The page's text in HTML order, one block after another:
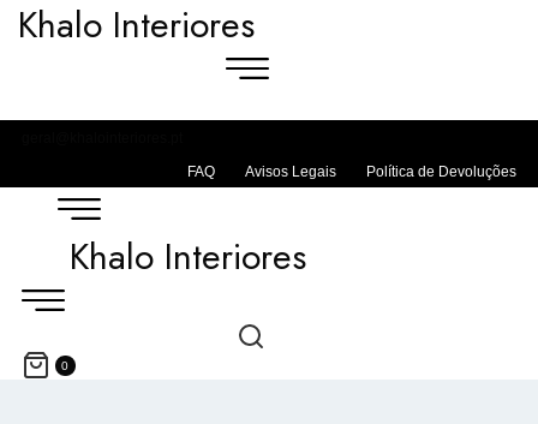
Khalo Interiores
FAQ
Avisos Legais Política de Devoluções
Khalo Interiores
0